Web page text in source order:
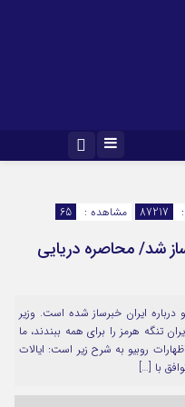
87217 مشاهده : 65
شد/ محاصره دریایی
درباره ایران خبرساز شده است. وزیر
تنگه هرمز را برای همه ببندند، ما
روبیو به شرح زیر است: ایالات
با […]